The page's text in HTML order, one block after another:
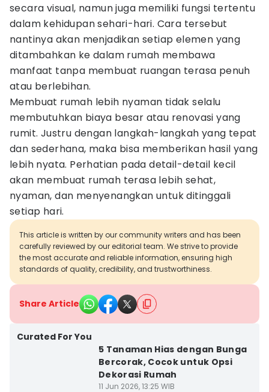
secara visual, namun juga memiliki fungsi tertentu
dalam kehidupan sehari-hari. Cara tersebut
nantinya akan menjadikan setiap elemen yang
ditambahkan ke dalam rumah membawa
manfaat tanpa membuat ruangan terasa penuh
atau berlebihan.
Membuat rumah lebih nyaman tidak selalu
membutuhkan biaya besar atau renovasi yang
rumit. Justru dengan langkah-langkah yang tepat
dan sederhana, maka bisa memberikan hasil yang
lebih nyata. Perhatian pada detail-detail kecil
akan membuat rumah terasa lebih sehat,
nyaman, dan menyenangkan untuk ditinggali
setiap hari.
This article is written by our community writers and has been
carefully reviewed by our editorial team. We strive to provide
the most accurate and reliable information, ensuring high
standards of quality, credibility, and trustworthiness.
Share Article
Curated For You
5 Tanaman Hias dengan Bunga
Bercorak, Cocok untuk Opsi
Dekorasi Rumah
11 Jun 2026, 13:25 WIB